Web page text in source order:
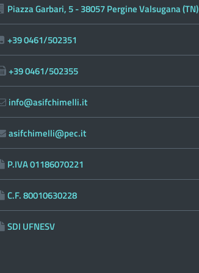
Piazza Garbari, 5 - 38057 Pergine Valsugana (TN)
+39 0461/502351
+39 0461/502355
info@asifchimelli.it
asifchimelli@pec.it
P.IVA 01186070221
C.F. 80010630228
SDI UFNESV